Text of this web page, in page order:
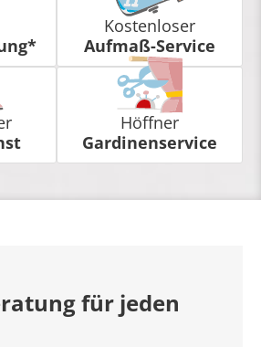
Kostenloser
Aufmaß-Service
Höffner
Gardinenservice
für jeden